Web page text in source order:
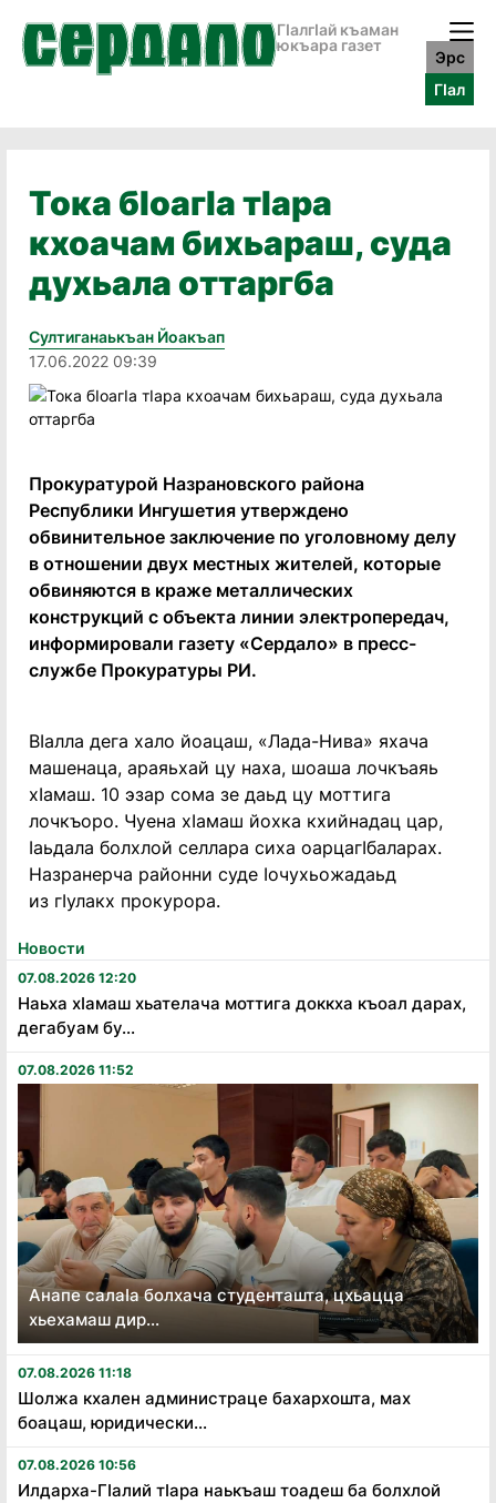
ГӀалгӀай къаман
юкъара газет
Эрс
ГӀал
Новости
07.08.2026 12:20
Наьха хӏамаш хьателача моттига доккха къоал дарах,
дегабуам бу...
07.08.2026 11:52
Анапе салаӏа болхача студенташта, цхьацца
хьехамаш дир...
07.08.2026 11:18
Шолжа кхален администраце бахархошта, мах
боацаш, юридически...
07.08.2026 10:56
Илдарха-Гӏалий тӏара наькъаш тоадеш ба болхлой
Тока бIоагIа тIара
кхоачам бихьараш, суда
духьала оттаргба
Султиганаькъан Йоакъап
17.06.2022 09:39
Прокуратурой Назрановского района
Республики Ингушетия утверждено
обвинительное заключение по уголовному делу
в отношении двух местных жителей, которые
обвиняются в краже металлических
конструкций с объекта линии электропередач,
информировали газету «Сердало» в пресс-
службе Прокуратуры РИ.
ВIалла дега хало йоацаш, «Лада-Нива» яхача
машенаца, араяьхай цу наха, шоаша лочкъаяь
хIамаш. 10 эзар сома зе даьд цу моттига
лочкъоро. Чуена хIамаш йохка кхийнадац цар,
Iаьдала болхлой селлара сиха оарцагIбаларах.
Назранерча районни суде Iочухьожадаьд
из гIулакх прокурора.